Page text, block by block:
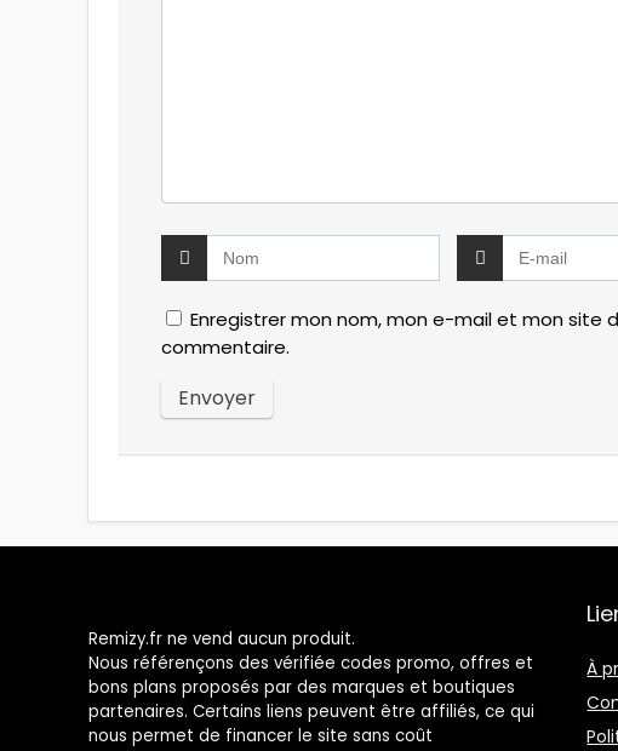
Enregistrer mon nom, mon e-mail et mon site
commentaire.
Remizy.fr ne vend aucun produit.
Nous référençons des vérifiée codes promo, offres et
bons plans proposés par des marques et boutiques
partenaires. Certains liens peuvent être affiliés, ce qui
nous permet de financer le site sans coût
À